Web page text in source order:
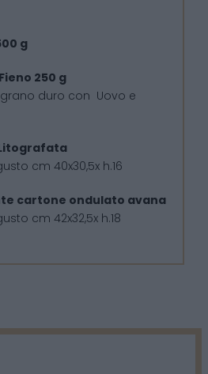
g
250 g
duro con Uovo e
cm 40x30,5x h.16
cartone ondulato avana
cm 42x32,5x h.18